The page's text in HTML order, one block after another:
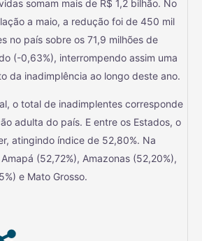
somam mais de R$ 1,2 bilhão. No
a maio, a redução foi de 450 mil
no país sobre os 71,9 milhões de
(-0,63%), interrompendo assim uma
da inadimplência ao longo deste ano.
o total de inadimplentes corresponde
adulta do país. E entre os Estados, o
atingindo índice de 52,80%. Na
(52,72%), Amazonas (52,20%),
e Mato Grosso.